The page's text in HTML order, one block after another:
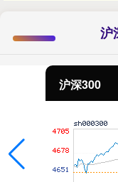
沪
沪深300